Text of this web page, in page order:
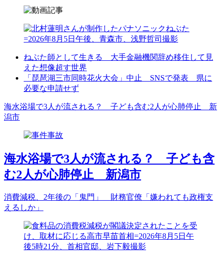
ねぶた師として生きる 大手金融機関辞め移住して見
えた想像超す世界
「琵琶湖三市同時花火大会」中止 SNSで発表 県に
必要な申請せず
海水浴場で3人が流される？ 子ども含む2人が心肺停止 新
潟市
海水浴場で3人が流される？ 子ども含
む2人が心肺停止 新潟市
消費減税、2年後の「鬼門」 財務官僚「嫌われても政権支
えるしか」